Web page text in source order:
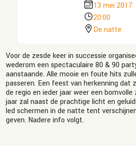
13 mei 2017
20:00
De natte
Voor de zesde keer in successie
wederom een spectaculaire 80 & 90
aanstaande. Alle mooie en foute hits
passeren. Een feest van herkenning dat
de regio en ieder jaar weer een bomvolle
jaar zal naast de prachtige licht en
led schermen in de natte tent
geven. Nadere info volgt.